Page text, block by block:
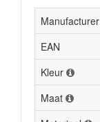
Manufacturer
EAN
Kleur
Maat